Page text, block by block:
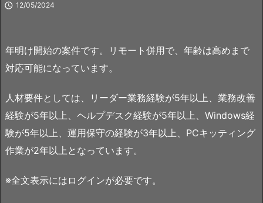
 12/05/2024
年明け開始の案件です。リモート併用で、年齢は高めまで
対応可能になっています。
人材要件としては、リーダー業務経験が5年以上、業務改善
経験が5年以上、ヘルプデスク経験が5年以上、Windows経
験が5年以上、運用保守の経験が3年以上、PCキッティング
作業が2年以上となっています。
※全文表示にはログインが必要です。